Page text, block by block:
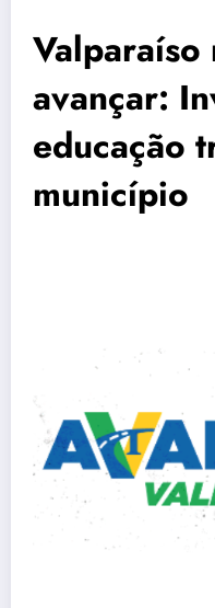
Valparaíso
avançar:
educação
município